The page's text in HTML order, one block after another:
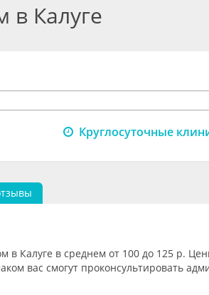
в Калуге
Круглосуточные
в Калуге в среднем от 100 до 125 р.
вас смогут проконсультировать